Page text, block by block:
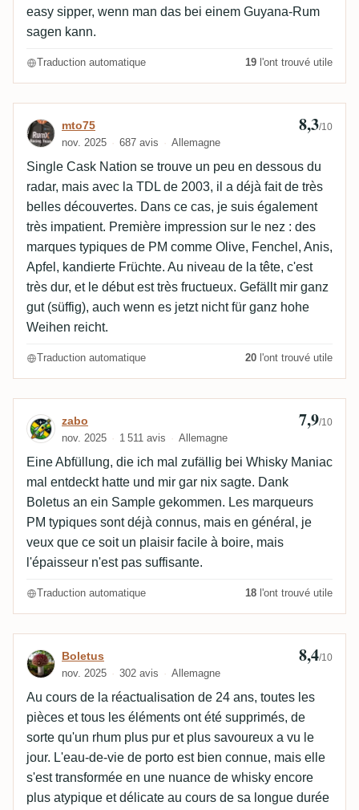
easy sipper, wenn man das bei einem Guyana-Rum
sagen kann.
Traduction automatique 19 l'ont trouvé utile
Avis de mto75
mto75
nov. 2025 687 avis Allemagne
8,3/10
Single Cask Nation se trouve un peu en dessous du
radar, mais avec la TDL de 2003, il a déjà fait de très
belles découvertes. Dans ce cas, je suis également
très impatient. Première impression sur le nez : des
marques typiques de PM comme Olive, Fenchel, Anis,
Apfel, kandierte Früchte. Au niveau de la tête, c'est
très dur, et le début est très fructueux. Gefällt mir ganz
gut (süffig), auch wenn es jetzt nicht für ganz hohe
Weihen reicht.
Traduction automatique 20 l'ont trouvé utile
Avis de zabo
zabo
nov. 2025 1 511 avis Allemagne
7,9/10
Eine Abfüllung, die ich mal zufällig bei Whisky Maniac
mal entdeckt hatte und mir gar nix sagte. Dank
Boletus an ein Sample gekommen. Les marqueurs
PM typiques sont déjà connus, mais en général, je
veux que ce soit un plaisir facile à boire, mais
l'épaisseur n'est pas suffisante.
Traduction automatique 18 l'ont trouvé utile
Avis de Boletus
Boletus
nov. 2025 302 avis Allemagne
8,4/10
Au cours de la réactualisation de 24 ans, toutes les
pièces et tous les éléments ont été supprimés, de
sorte qu'un rhum plus pur et plus savoureux a vu le
jour. L'eau-de-vie de porto est bien connue, mais elle
s'est transformée en une nuance de whisky encore
plus atypique et délicate au cours de sa longue durée